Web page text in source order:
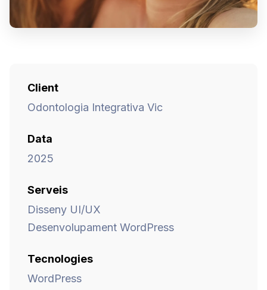
Client
Odontologia Integrativa Vic
Data
2025
Serveis
Disseny UI/UX
Desenvolupament WordPress
Tecnologies
WordPress